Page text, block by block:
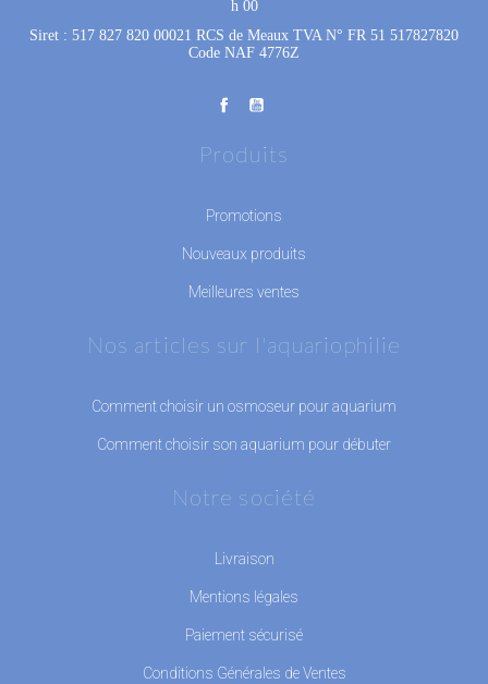
h 00
Siret : 517 827 820 00021 RCS de Meaux TVA N° FR 51 517827820
Code NAF 4776Z
Produits
Promotions
Nouveaux produits
Meilleures ventes
Nos articles sur l'aquariophilie
Comment choisir un osmoseur pour aquarium
Comment choisir son aquarium pour débuter
Notre société
Livraison
Mentions légales
Paiement sécurisé
Conditions Générales de Ventes